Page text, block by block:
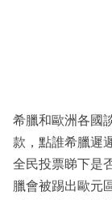
希臘和歐洲各國
款，點誰希臘遲
全民投票睇下是
臘會被踢出歐元